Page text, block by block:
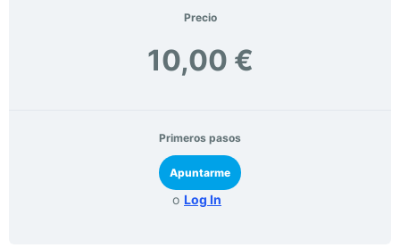
Precio
10,00 €
Primeros pasos
Apuntarme
o Log In